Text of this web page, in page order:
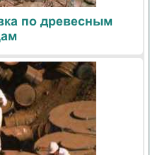
по древесным